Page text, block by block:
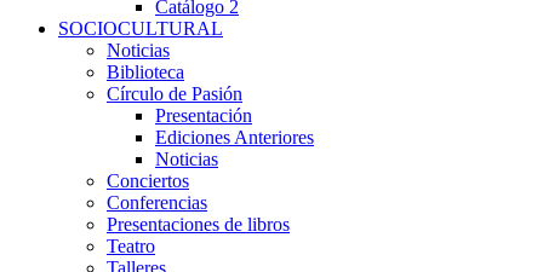
Catálogo 2
SOCIOCULTURAL
Noticias
Biblioteca
Círculo de Pasión
Presentación
Ediciones Anteriores
Noticias
Conciertos
Conferencias
Presentaciones de libros
Teatro
Talleres